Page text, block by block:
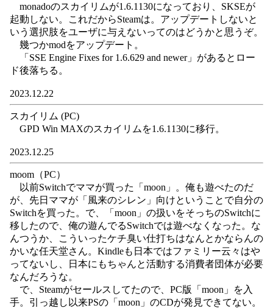
monadoのスカイリムが1.6.1130になっており、SKSEが
起動しない。これだからSteamは。アップデートしないと
いう選択肢をユーザに与えないってのはどうかと思うぞ。
幾つかmodをアップデート。
「SSE Engine Fixes for 1.6.629 and newer」があるとロー
ド後落ちる。
2023.12.22
スカイリム (PC)
GPD Win MAXのスカイリムを1.6.1130に移行。
2023.12.25
moom（PC）
以前Switchでママが買った「moon」。俺も遊べたのだ
が、先日ママが「風来のシレン」向けということで自分の
Switchを買った。で、「moon」の扱いをそっちのSwitchに
移したので、俺の遊んでるSwitchでは遊べなくなった。な
んつうか、こういったケチ臭い仕打ちはなんとかならんの
かいな任天堂さん。Kindleも日本ではファミリー云々はや
ってないし、日本にもちゃんと活動する消費者団体が必要
なんだろうな。
で、Steamがセールスしてたので、PC版「moon」を入
手。引っ越し以来PSの「moon」のCDが発見できてない。